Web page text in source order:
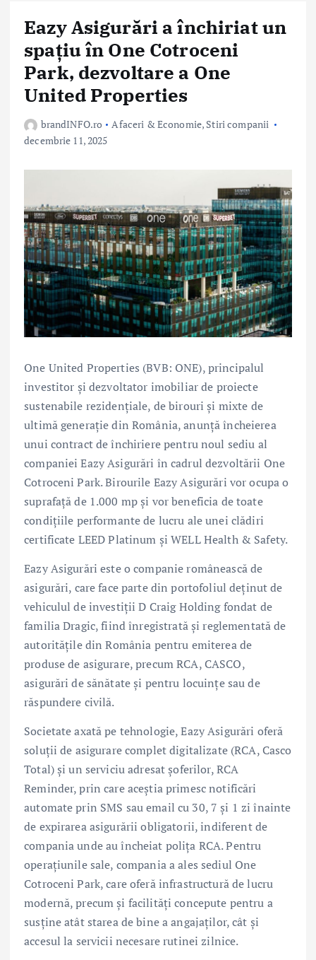
Eazy Asigurări a închiriat un
spațiu în One Cotroceni
Park, dezvoltare a One
United Properties
brandINFO.ro Afaceri & Economie, Stiri companii
decembrie 11, 2025
One United Properties (BVB: ONE), principalul
investitor și dezvoltator imobiliar de proiecte
sustenabile rezidențiale, de birouri și mixte de
ultimă generație din România, anunță încheierea
unui contract de închiriere pentru noul sediu al
companiei Eazy Asigurări în cadrul dezvoltării One
Cotroceni Park. Birourile Eazy Asigurări vor ocupa o
suprafață de 1.000 mp și vor beneficia de toate
condițiile performante de lucru ale unei clădiri
certificate LEED Platinum și WELL Health & Safety.
Eazy Asigurări este o companie românească de
asigurări, care face parte din portofoliul deținut de
vehiculul de investiții D Craig Holding fondat de
familia Dragic, fiind înregistrată și reglementată de
autoritățile din România pentru emiterea de
produse de asigurare, precum RCA, CASCO,
asigurări de sănătate și pentru locuințe sau de
răspundere civilă.
Societate axată pe tehnologie, Eazy Asigurări oferă
soluții de asigurare complet digitalizate (RCA, Casco
Total) și un serviciu adresat șoferilor, RCA
Reminder, prin care aceștia primesc notificări
automate prin SMS sau email cu 30, 7 și 1 zi înainte
de expirarea asigurării obligatorii, indiferent de
compania unde au încheiat polița RCA. Pentru
operațiunile sale, compania a ales sediul One
Cotroceni Park, care oferă infrastructură de lucru
modernă, precum și facilități concepute pentru a
susține atât starea de bine a angajaților, cât și
accesul la servicii necesare rutinei zilnice.